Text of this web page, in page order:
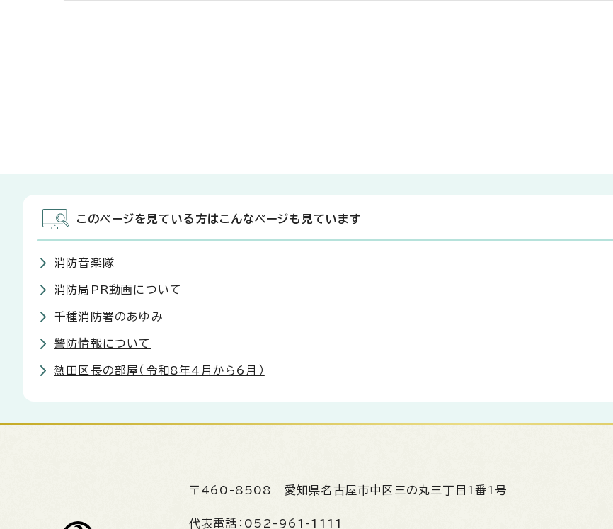
このページを見ている方はこんなページも見ています
消防音楽隊
消防局PR動画について
千種消防署のあゆみ
警防情報について
熱田区長の部屋（令和8年4月から6月）
〒460-8508 愛知県名古屋市中区三の丸三丁目1番1号
代表電話： 052-961-1111